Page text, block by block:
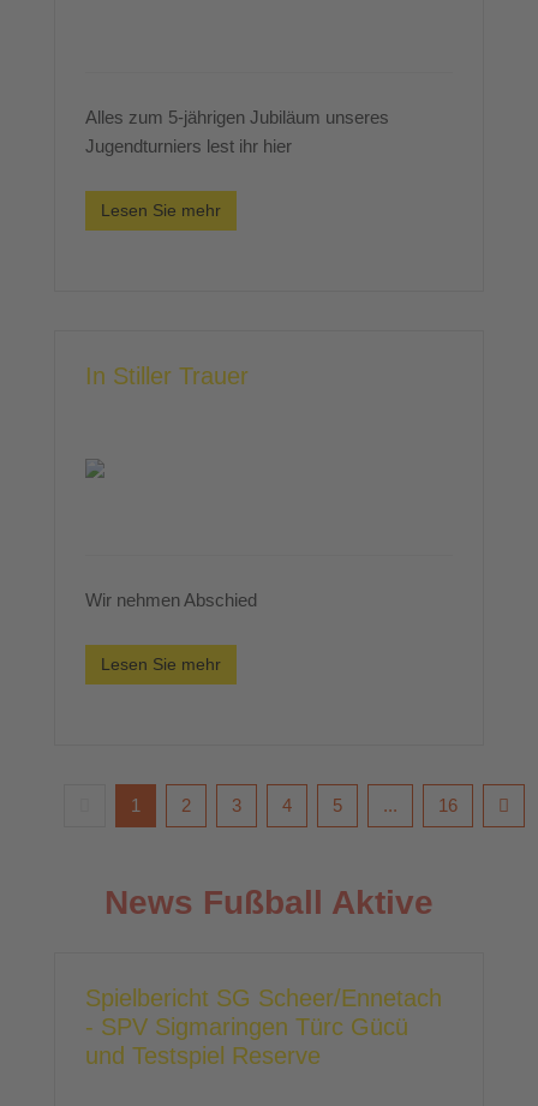
Alles zum 5-jährigen Jubiläum unseres
Jugendturniers lest ihr hier
Lesen Sie mehr
In Stiller Trauer
Wir nehmen Abschied
Lesen Sie mehr
1 2 3 4 5 ... 16
News Fußball Aktive
Spielbericht SG Scheer/Ennetach
- SPV Sigmaringen Türc Gücü
und Testspiel Reserve